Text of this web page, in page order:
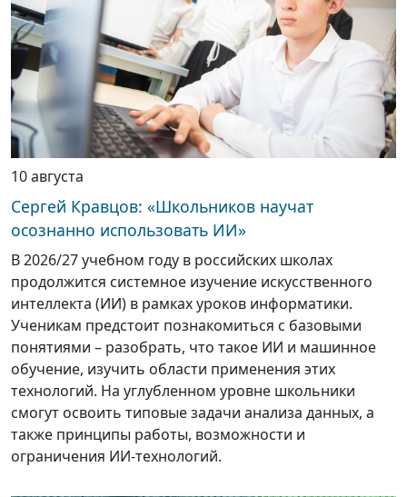
10 августа
Сергей Кравцов: «Школьников научат
осознанно использовать ИИ»
В 2026/27 учебном году в российских школах
продолжится системное изучение искусственного
интеллекта (ИИ) в рамках уроков информатики.
Ученикам предстоит познакомиться с базовыми
понятиями – разобрать, что такое ИИ и машинное
обучение, изучить области применения этих
технологий. На углубленном уровне школьники
смогут освоить типовые задачи анализа данных, а
также принципы работы, возможности и
ограничения ИИ-технологий.